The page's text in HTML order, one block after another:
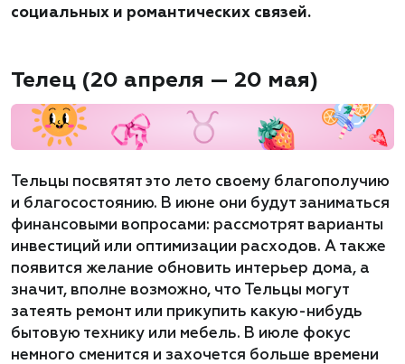
социальных и романтических связей.
Телец (20 апреля — 20 мая)
Тельцы посвятят это лето своему благополучию
и благосостоянию. В июне они будут заниматься
финансовыми вопросами: рассмотрят варианты
инвестиций или оптимизации расходов. А также
появится желание обновить интерьер дома, а
значит, вполне возможно, что Тельцы могут
затеять ремонт или прикупить какую-нибудь
бытовую технику или мебель. В июле фокус
немного сменится и захочется больше времени